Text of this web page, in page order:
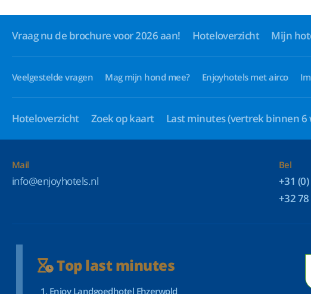
Vraag nu de brochure voor 2026 aan! Hoteloverzicht Mijn
Veelgestelde vragen Mag mijn hond mee? Enjoyhotels met airco
Hoteloverzicht Zoek op kaart Last minutes(vertrek binnen 6
Mail
info@enjoyhotels.nl
Bel
+31
+32
Top last minutes
Enjoy Landgoedhotel Ehzerwold